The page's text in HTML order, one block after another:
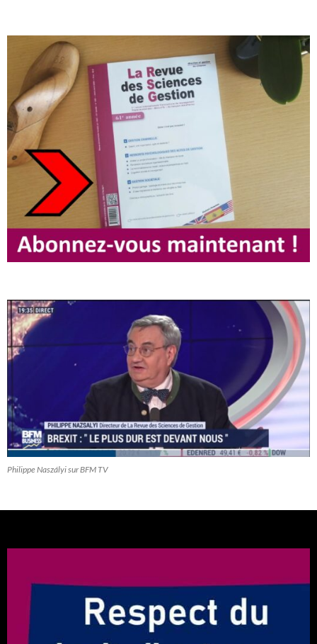
Philippe Naszályi sur BFM TV